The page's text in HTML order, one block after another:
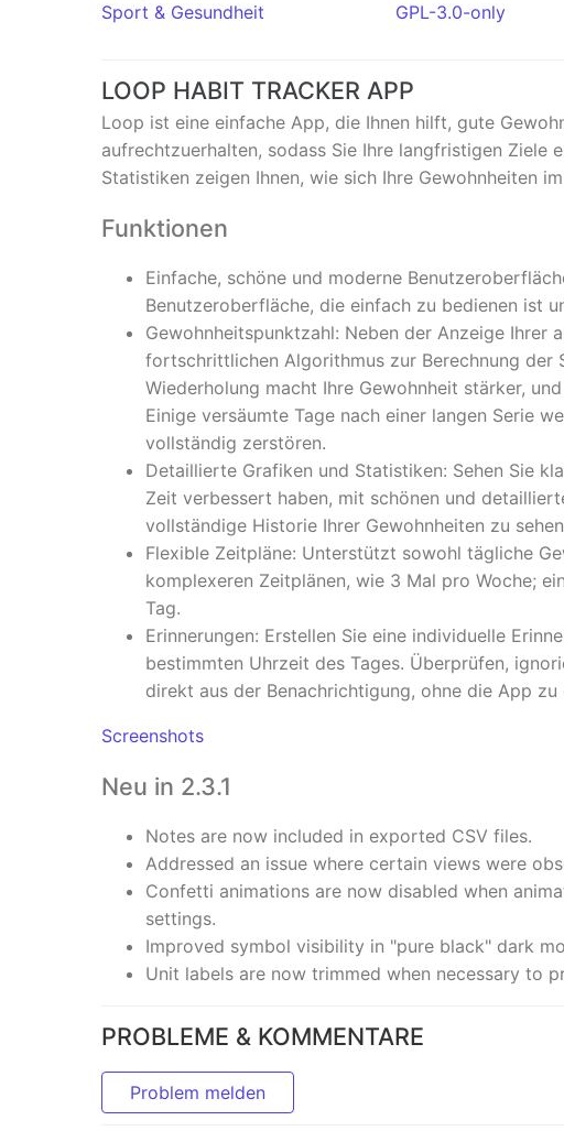
Sport & Gesundheit
GPL-3.0-only
LOOP HABIT TRACKER APP
Loop ist eine einfache App, die Ihnen hilft, gute
aufrechtzuerhalten, sodass Sie Ihre langfristigen Ziele
Statistiken zeigen Ihnen, wie sich Ihre Gewohnheiten
Funktionen
Einfache, schöne und moderne
Benutzeroberfläche, die einfach zu bedienen ist
Gewohnheitspunktzahl: Neben der Anzeige Ihrer
fortschrittlichen Algorithmus zur Berechnung der
Wiederholung macht Ihre Gewohnheit stärker,
Einige versäumte Tage nach einer langen Serie
vollständig zerstören.
Detaillierte Grafiken und Statistiken: Sehen Sie
Zeit verbessert haben, mit schönen und
vollständige Historie Ihrer Gewohnheiten zu
Flexible Zeitpläne: Unterstützt sowohl tägliche
komplexeren Zeitplänen, wie 3 Mal pro Woche;
Tag.
Erinnerungen: Erstellen Sie eine individuelle
bestimmten Uhrzeit des Tages. Überprüfen,
direkt aus der Benachrichtigung, ohne die App zu
Screenshots
Neu in 2.3.1
Notes are now included in exported CSV files.
Addressed an issue where certain views were
Confetti animations are now disabled when
settings.
Improved symbol visibility in "pure black" dark
Unit labels are now trimmed when necessary to
PROBLEME & KOMMENTARE
Problem melden